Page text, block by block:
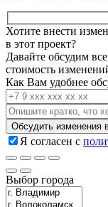
Хотите внести
в этот проект?
Давайте обсудим
стоимость
Как Вам удобнее
Я согласен с
Выбор города